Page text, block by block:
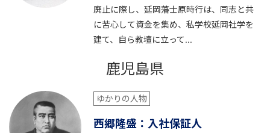
廃止に際し、延岡藩士原時行は、同志と共
に苦心して資金を集め、私学校延岡社学を
建て、自ら教壇に立って...
鹿児島県
ゆかりの人物
西郷隆盛：入社保証人